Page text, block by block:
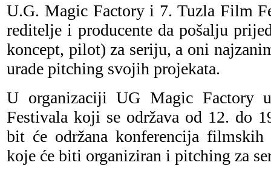
U.G. Magic Factory i 7. Tuzla Film
reditelje i producente da pošalju
koncept, pilot) za seriju, a oni
urade pitching svojih projekata.
U organizaciji UG Magic Factory
Festivala koji se održava od 12. do
bit će održana konferencija filmskih
koje će biti organiziran i pitching za